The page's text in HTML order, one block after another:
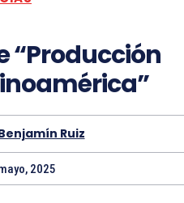
“Producción
Ruiz
2025